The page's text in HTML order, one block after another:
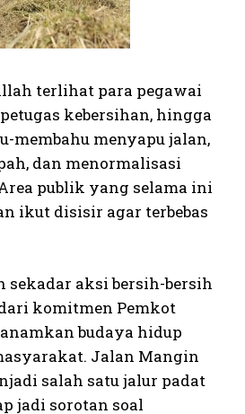
terlihat para pegawai
petugas kebersihan, hingga
membahu menyapu jalan,
dan menormalisasi
publik yang selama ini
ikut disisir agar terbebas
sekadar aksi bersih-bersih
komitmen Pemkot
budaya hidup
Jalan Mangin
salah satu jalur padat
jadi sorotan soal